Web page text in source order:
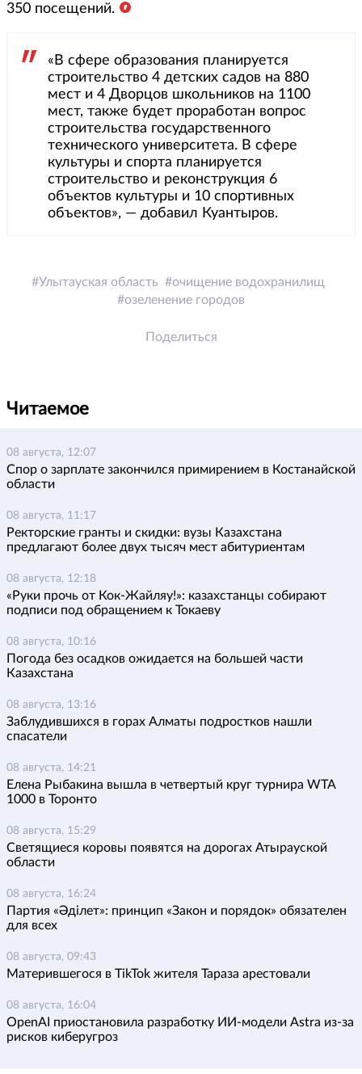
350 посещений.
«В сфере образования планируется
строительство 4 детских садов на 880
мест и 4 Дворцов школьников на 1100
мест, также будет проработан вопрос
строительства государственного
технического университета. В сфере
культуры и спорта планируется
строительство и реконструкция 6
объектов культуры и 10 спортивных
объектов», — добавил Куантыров.
Улытауская область
очищение водохранилищ
озеленение городов
Поделиться
Читаемое
08 августа, 12:07
Спор о зарплате закончился примирением в Костанайской
области
08 августа, 11:17
Ректорские гранты и скидки: вузы Казахстана
предлагают более двух тысяч мест абитуриентам
08 августа, 12:18
«Руки прочь от Кок-Жайляу!»: казахстанцы собирают
подписи под обращением к Токаеву
08 августа, 10:16
Погода без осадков ожидается на большей части
Казахстана
08 августа, 13:16
Заблудившихся в горах Алматы подростков нашли
спасатели
08 августа, 14:21
Елена Рыбакина вышла в четвертый круг турнира WTA
1000 в Торонто
08 августа, 15:29
Светящиеся коровы появятся на дорогах Атырауской
области
08 августа, 16:24
Партия «Әділет»: принцип «Закон и порядок» обязателен
для всех
08 августа, 09:43
Матерившегося в TikTok жителя Тараза арестовали
08 августа, 16:04
OpenAI приостановила разработку ИИ-модели Astra из-за
рисков киберугроз